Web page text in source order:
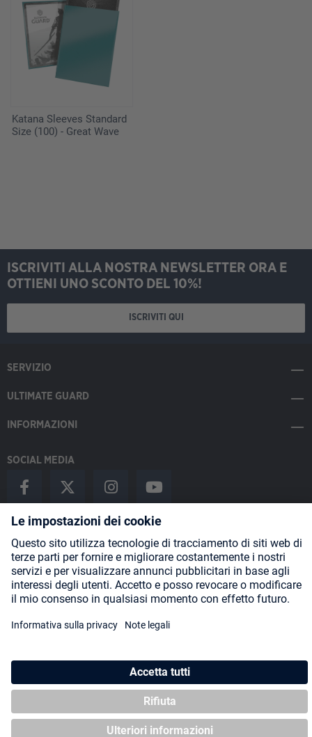
Katana Sleeves Standard
Size (100) - Great Wave
ISCRIVITI ALLA NOSTRA NEWSLETTER ORA E
OTTIENI UNO SCONTO DEL 10%!
ISCRIVITI QUI
SERVIZIO
ULTIMATE GUARD
INFORMAZIONI
SOCIAL MEDIA
Payment Methods
Shipping
* Tutti i prezzi includono l'IVA piùspese di spedizioneed eventuali
spese di spedizione, se non diversamente indicato.